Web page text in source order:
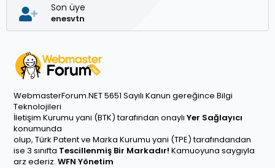
Son üye
enesvtn
WebmasterForum.NET 5651 Sayılı Kanun gereğince Bilgi
Teknolojileri
İletişim Kurumu yani (BTK) tarafından onaylı Yer Sağlayıcı
konumunda
olup, Türk Patent ve Marka Kurumu yani (TPE) tarafındandan
ise 3 sınıfta Tescillenmiş Bir Markadır! Kamuoyuna saygıyla
arz ederiz. WFN Yönetim